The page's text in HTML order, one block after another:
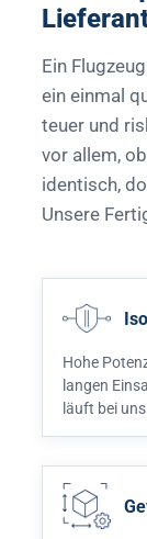
Ein
ein einmal
teuer und
vor allem,
identisch,
Unsere
Hohe
langen
läuft bei